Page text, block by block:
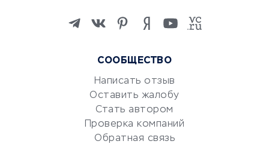
Изучение иностранных
Маркетинг и продажи
Репетиторство
Красота и здоровье
Сервисы по поиску работы
Сетевой маркетинг
СООБЩЕСТВО
Написать отзыв
Оставить жалобу
Стать автором
Проверка компаний
Обратная связь